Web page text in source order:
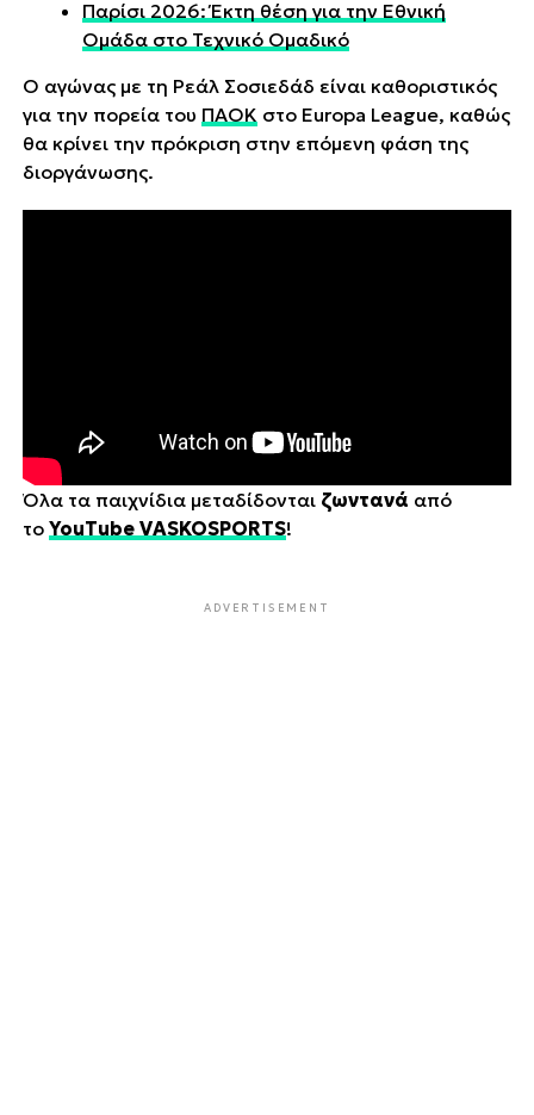
Παρίσι 2026: Έκτη θέση για την Εθνική
Ομάδα στο Τεχνικό Ομαδικό
Ο αγώνας με τη Ρεάλ Σοσιεδάδ είναι καθοριστικός
για την πορεία του ΠΑΟΚ στο Europa League, καθώς
θα κρίνει την πρόκριση στην επόμενη φάση της
διοργάνωσης.
Όλα τα παιχνίδια μεταδίδονται ζωντανά από
το YouTube VASKOSPORTS!
ADVERTISEMENT